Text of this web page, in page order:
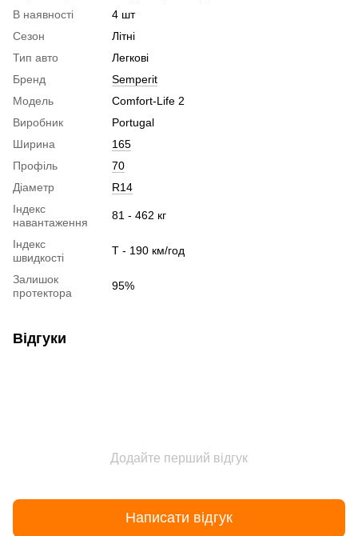
В наявності
4 шт
Сезон
Літні
Тип авто
Легкові
Бренд
Semperit
Модель
Comfort-Life 2
Виробник
Portugal
Ширина
165
Профіль
70
Діаметр
R14
Індекс
навантаження
81 - 462 кг
Індекс
швидкості
Т - 190 км/год
Залишок
протектора
95%
Відгуки
Додайте перший відгук
Написати відгук